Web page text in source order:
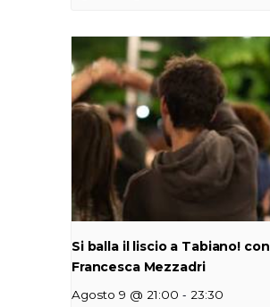
Si balla il liscio a Tabiano! con
Francesca Mezzadri
Agosto 9 @ 21:00 - 23:30